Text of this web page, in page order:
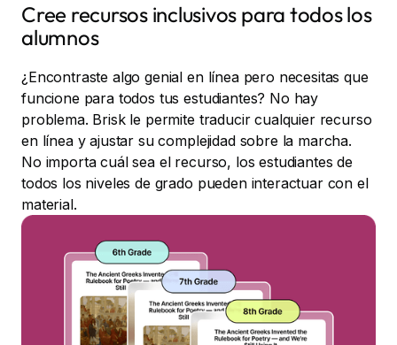
Cree recursos inclusivos para todos los
alumnos
¿Encontraste algo genial en línea pero necesitas que
funcione para todos tus estudiantes? No hay
problema. Brisk le permite traducir cualquier recurso
en línea y ajustar su complejidad sobre la marcha.
No importa cuál sea el recurso, los estudiantes de
todos los niveles de grado pueden interactuar con el
material.